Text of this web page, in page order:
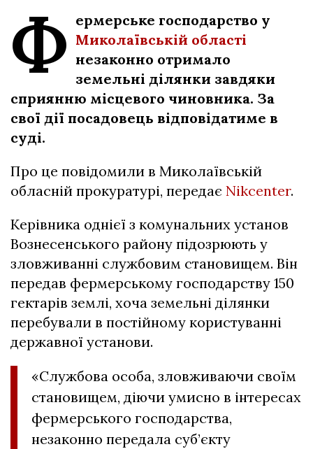
Ф ермерське господарство у
Миколаївській області
незаконно отримало
земельні ділянки завдяки
сприянню місцевого чиновника. За
свої дії посадовець відповідатиме в
суді.
Про це повідомили в Миколаївській
обласній прокуратурі, передає Nikcenter.
Керівника однієї з комунальних установ
Вознесенського району підозрюють у
зловживанні службовим становищем. Він
передав фермерському господарству 150
гектарів землі, хоча земельні ділянки
перебували в постійному користуванні
державної установи.
«Службова особа, зловживаючи своїм
становищем, діючи умисно в інтересах
фермерського господарства,
незаконно передала суб’єкту